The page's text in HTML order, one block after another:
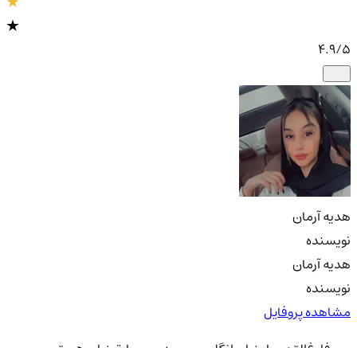
4.9/5
هدیه آرمان
نویسنده
هدیه آرمان
نویسنده
مشاهده پروفایل